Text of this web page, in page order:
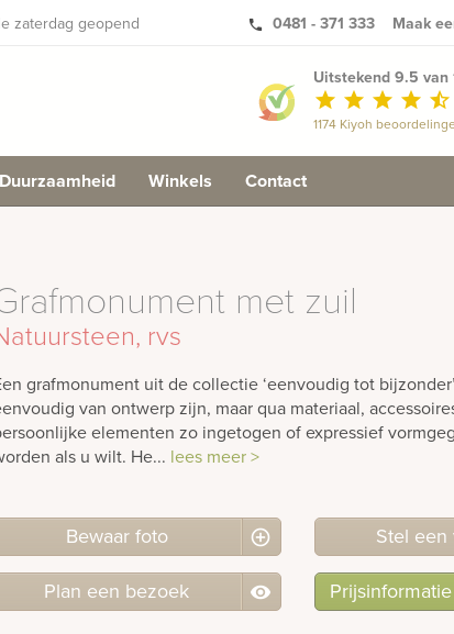
zaterdag geopend phone 0481 - 371 333 Maak
Uitstekend 9.5 van
star star star star star_half
1174 Kiyoh
Duurzaamheid Winkels Contact
met zuil
rvs
grafmonument uit de collectie ‘eenvoudig tot
van ontwerp zijn, maar qua materiaal,
elementen zo ingetogen of expressief
als u wilt. He... lees meer >
Bewaar foto Stel een
Plan een bezoek